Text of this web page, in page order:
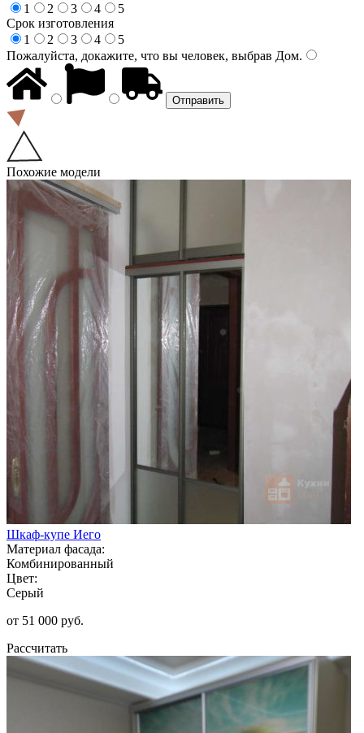
1
2 3 4
5
Срок изготовления
1
2 3 4
5
Пожалуйста, докажите, что вы человек, выбрав Дом.
Похожие модели
Шкаф-купе Иего
Материал фасада:
Комбинированный
Цвет:
Серый
от 51 000 руб.
Рассчитать